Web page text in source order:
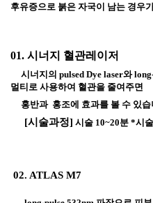
후유증으로 붉은 자국이 남는 경우
01. 시너지 혈관레이저
시너지의 pulsed Dye laser와
멀티로 사용하여 혈관을 줄여주면
홍반과 홍조에 효과를 볼 수 있습
[시술과정] 시술 10~20분 *시
02. ATLAS M7